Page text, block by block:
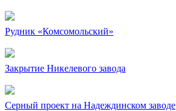
Рудник «Комсомольский»
Закрытие Никелевого завода
Серный проект на Надеждинском заводе